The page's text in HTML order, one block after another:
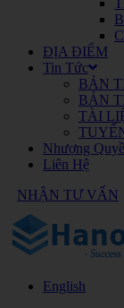
ĐỊA ĐIỂM
Tin Tức
BẢN
BẢN
TÀI
Nhượng
Liên Hệ
NHẬN TƯ VẤN
English